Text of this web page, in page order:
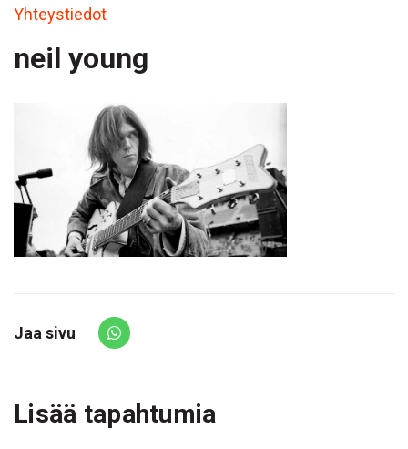
Yhteystiedot
neil young
Jaa sivu
Share via Whatsapp
Lisää tapahtumia